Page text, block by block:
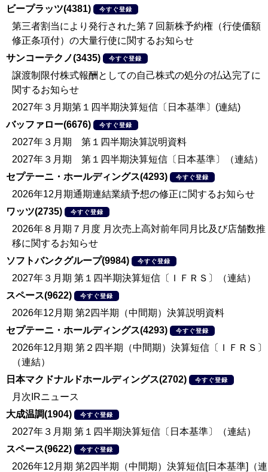
ビープラッツ(4381)
今すぐ登録
第三者割当により発行された第７回新株予約権（行使価額
修正条項付）の大量行使に関するお知らせ
サンコーテクノ(3435)
今すぐ登録
譲渡制限付株式報酬としての自己株式の処分の払込完了に
関するお知らせ
2027年３月期第１四半期決算短信〔日本基準〕(連結)
バッファロー(6676)
今すぐ登録
2027年３月期 第１四半期決算説明資料
2027年３月期 第１四半期決算短信〔日本基準〕（連結）
セプテーニ・ホールディングス(4293)
今すぐ登録
2026年12月期通期連結業績予想の修正に関するお知らせ
ワッツ(2735)
今すぐ登録
2026年８月期７月度 月次売上高対前年同月比及び店舗数推
移に関するお知らせ
ソフトバンクグループ(9984)
今すぐ登録
2027年３月期 第１四半期決算短信〔ＩＦＲＳ〕（連結）
スペース(9622)
今すぐ登録
2026年12月期 第2四半期（中間期）決算説明資料
セプテーニ・ホールディングス(4293)
今すぐ登録
2026年12月期 第２四半期（中間期）決算短信〔ＩＦＲＳ〕
（連結）
日本マクドナルドホールディングス(2702)
今すぐ登録
月次IRニュース
大成温調(1904)
今すぐ登録
2027年３月期 第１四半期決算短信〔日本基準〕（連結）
スペース(9622)
今すぐ登録
2026年12月期 第2四半期（中間期）決算短信[日本基準]（連